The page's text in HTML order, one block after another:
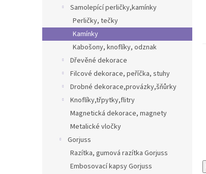
Samolepící perličky,kamínky
Perličky, tečky
Kamínky
Kabošony, knoflíky, odznak
Dřevěné dekorace
Filcové dekorace, peříčka, stuhy
Drobné dekorace,provázky,šňůrky
Knoflíky,třpytky,flitry
Magnetická dekorace, magnety
Metalické vločky
Gorjuss
Razítka, gumová razítka Gorjuss
Embosovací kapsy Gorjuss